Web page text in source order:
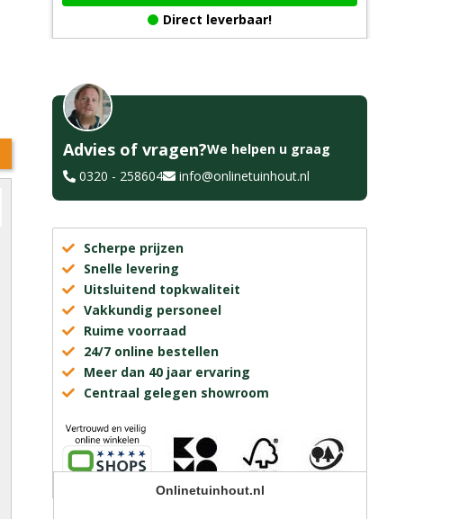
Direct leverbaar!
Advies of vragen?We helpen u graag
0320 - 258604
info@onlinetuinhout.nl
Scherpe prijzen
Snelle levering
Uitsluitend topkwaliteit
Vakkundig personeel
Ruime voorraad
24/7 online bestellen
Meer dan 40 jaar ervaring
Centraal gelegen showroom
Onlinetuinhout.nl